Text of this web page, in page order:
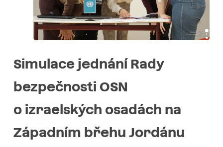
Simulace jednání Rady
bezpečnosti OSN
o izraelských osadách na
Západním břehu Jordánu